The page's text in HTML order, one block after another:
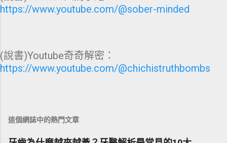
https://www.youtube.com/@sober-minded
(說書)Youtube奇奇解密：
https://www.youtube.com/@chichistruthbombs
這個網誌中的熱門文章